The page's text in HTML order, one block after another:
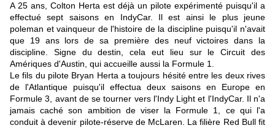
A 25 ans, Colton Herta est déjà un pilote expérimenté puisqu'il a
effectué sept saisons en IndyCar. Il est ainsi le plus jeune
poleman et vainqueur de l'histoire de la discipline puisqu'il n'avait
que 19 ans lors de sa première des neuf victoires dans la
discipline. Signe du destin, cela eut lieu sur le Circuit des
Amériques d'Austin, qui accueille aussi la Formule 1.
Le fils du pilote Bryan Herta a toujours hésité entre les deux rives
de l'Atlantique puisqu'il effectua deux saisons en Europe en
Formule 3, avant de se tourner vers l'Indy Light et l'IndyCar. Il n'a
jamais caché son ambition de viser la Formule 1, ce qui l'a
conduit à devenir pilote-réserve de McLaren. La filière Red Bull fit